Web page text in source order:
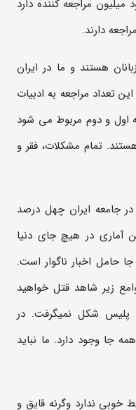
مراجعه کننده دارد
دارند.
هستند و ما در ایران
تعداد مراجعه به ادبیات
اول و دوم مربوط می شود
تمام مشکلات، فقر و
در جامعه ایران چهل درصد
آماری در هیچ جای دنیا
حامل اخبار ناگوار است.
زیر شاهد قتل خواهید
پلیس شکل نمیگرفت. در
جا وجود دارد. ما نباید
خوبی ندارد وگرنه قایق و